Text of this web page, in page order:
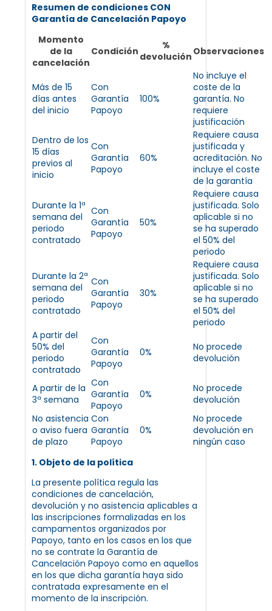
Resumen de condiciones CON
Garantía de Cancelación Papoyo
Momento
de la
cancelación
Condición
%
devolución Observaciones
Más de 15
días antes
del inicio
Con
Garantía
Papoyo
100%
No incluye el
coste de la
garantía. No
requiere
justificación
Dentro de los
15 días
previos al
inicio
Con
Garantía
Papoyo
60%
Requiere causa
justificada y
acreditación. No
incluye el coste
de la garantía
Durante la 1ª
semana del
periodo
contratado
Con
Garantía
Papoyo
50%
Requiere causa
justificada. Solo
aplicable si no
se ha superado
el 50% del
periodo
Durante la 2ª
semana del
periodo
contratado
Con
Garantía
Papoyo
30%
Requiere causa
justificada. Solo
aplicable si no
se ha superado
el 50% del
periodo
A partir del
50% del
periodo
contratado
Con
Garantía
Papoyo
0%
No procede
devolución
A partir de la
3ª semana
Con
Garantía
Papoyo
0%
No procede
devolución
No asistencia
o aviso fuera
de plazo
Con
Garantía
Papoyo
0%
No procede
devolución en
ningún caso
1. Objeto de la política
La presente política regula las
condiciones de cancelación,
devolución y no asistencia aplicables a
las inscripciones formalizadas en los
campamentos organizados por
Papoyo, tanto en los casos en los que
no se contrate la Garantía de
Cancelación Papoyo como en aquellos
en los que dicha garantía haya sido
contratada expresamente en el
momento de la inscripción.